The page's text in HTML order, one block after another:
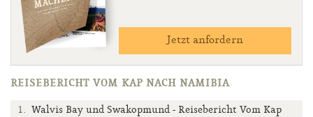
Jetzt anfordern
REISEBERICHT VOM KAP NACH NAMIBIA
Walvis Bay und Swakopmund - Reisebericht Vom Kap